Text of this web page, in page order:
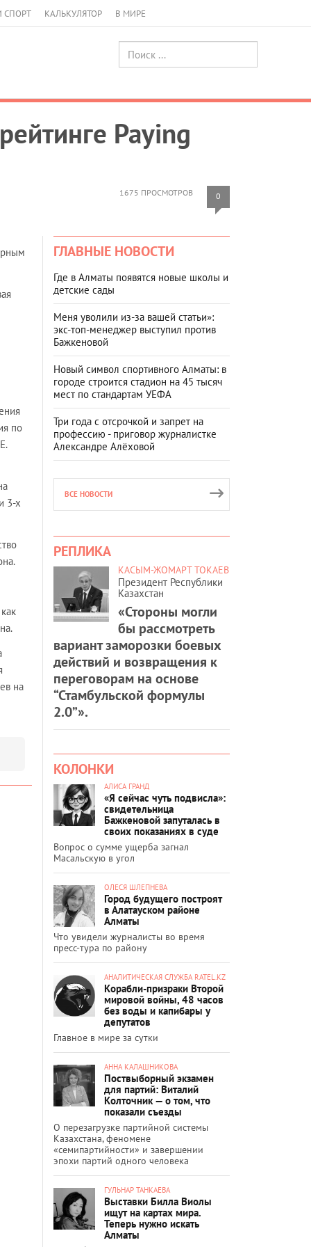
СПОРТ КАЛЬКУЛЯТОР В МИРЕ
Paying
1675 ПРОСМОТРОВ 0
по
3-х
на
ГЛАВНЫЕ НОВОСТИ
Где в Алматы появятся новые школы и
детские сады
Меня уволили из-за вашей статьи»:
экс-топ-менеджер выступил против
Бажкеновой
Новый символ спортивного Алматы: в
городе строится стадион на 45 тысяч
мест по стандартам УЕФА
Три года с отсрочкой и запрет на
профессию - приговор журналистке
Александре Алёховой
ВСЕ НОВОСТИ
РЕПЛИКА
КАСЫМ-ЖОМАРТ ТОКАЕВ
Президент Республики
Казахстан
«Стороны могли
бы рассмотреть
вариант заморозки боевых
действий и возвращения к
переговорам на основе
“Стамбульской формулы
2.0”».
КОЛОНКИ
АЛИСА ГРАНД
«Я сейчас чуть подвисла»:
свидетельница
Бажкеновой запуталась в
своих показаниях в суде
Вопрос о сумме ущерба загнал
Масальскую в угол
ОЛЕСЯ ШЛЕПНЕВА
Город будущего построят
в Алатауском районе
Алматы
Что увидели журналисты во время
пресс-тура по району
АНАЛИТИЧЕСКАЯ СЛУЖБА RATEL.KZ
Корабли-призраки Второй
мировой войны, 48 часов
без воды и капибары у
депутатов
Главное в мире за сутки
АННА КАЛАШНИКОВА
Поствыборный экзамен
для партий: Виталий
Колточник — о том, что
показали съезды
О перезагрузке партийной системы
Казахстана, феномене
«семипартийности» и завершении
эпохи партий одного человека
ГУЛЬНАР ТАНКАЕВА
Выставки Билла Виолы
ищут на картах мира.
Теперь нужно искать
Алматы